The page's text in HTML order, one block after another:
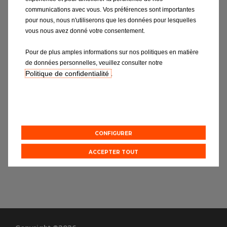
Notre actualité
Notre gamme de pièces
Vidange
Carrosserie
communications avec vous. Vos préférences sont importantes
pour nous, nous n'utiliserons que les données pour lesquelles
vous nous avez donné votre consentement.
Pour de plus amples informations sur nos politiques en matière
de données personnelles, veuillez consulter notre
Politique de confidentialité .
CONFIGURER
ACCEPTER TOUT